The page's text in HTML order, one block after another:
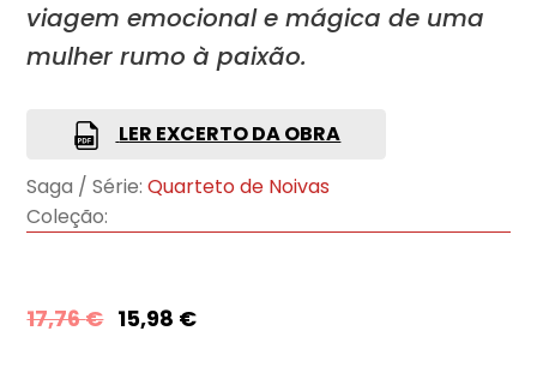
viagem emocional e mágica de uma
mulher rumo à paixão.
LER EXCERTO DA OBRA
Saga / Série: Quarteto de Noivas
Coleção:
17,76€ 15,98 €